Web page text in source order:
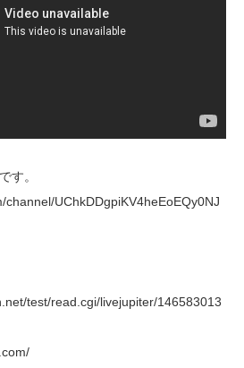
す。
channel/UChkDDgpiKV4heEoEQy0NJ
test/read.cgi/livejupiter/146583013